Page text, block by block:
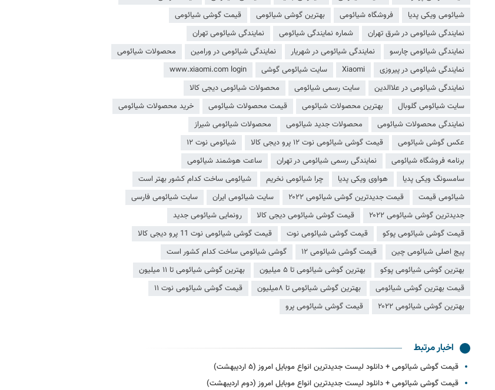
شیائومی ویکی پدیا
فروشگاه شیائومی بهترین گوشی شیائومی
قیمت گوشی شیائومی
نمایندگی شیائومی در شرق تهران
شماره نمایندگی شیائومی
نمایندگی شیائومی تهران
نمایندگی شیائومی چارسو
نمایندگی شیائومی در شهریار نمایندگی شیائومی در ورامین
محصولات شیائومی
نمایندگی شیائومی در پیروزی
Xiaomi سایت شیائومی گوشی
www.xiaomi.com login
نمایندگی شیائومی در علاالدین
سایت رسمی شیائومی
محصولات شیائومی دیجی کالا
سایت شیائومی گلوبال
بهترین محصولات شیائومی قیمت محصولات شیائومی
خرید محصولات شیائومی
نمایندگی محصولات شیائومی
محصولات جدید شیائومی
محصولات شیائومی شیراز
عکس گوشی شیائومی
قیمت گوشی شیائومی نوت ۱۲ پرو دیجی کالا
شیائومی نوت ۱۲
برنامه فروشگاه شیائومی
نمایندگی رسمی شیائومی در تهران
ساعت هوشمند شیائومی
سامسونگ ویکی پدیا
هواوی ویکی پدیا چرا شیائومی نخریم
شیائومی ساخت کدام کشور بهتر است
شیائومی قیمت
قیمت جدیدترین گوشی شیائومی ۲۰۲۲ سایت شیائومی ایران
سایت شیائومی فارسی
جدیدترین گوشی شیائومی ۲۰۲۲
قیمت گوشی شیائومی دیجی کالا
رونمایی شیائومی جدید
قیمت گوشی شیائومی پوکو
قیمت گوشی شیائومی نوت
قیمت گوشی شیائومی نوت 11 پرو دیجی کالا
پیج اصلی شیائومی چین
قیمت گوشی شیائومی ۱۲
گوشی شیائومی ساخت کدام کشور است
بهترین گوشی شیائومی پوکو
بهترین گوشی شیائومی تا ۵ میلیون
بهترین گوشی شیائومی تا ۱۱ میلیون
قیمت بهترین گوشی شیائومی
بهترین گوشی شیائومی تا ۸میلیون
قیمت گوشی شیائومی نوت ۱۱
بهترین گوشی شیائومی ۲۰۲۲
قیمت گوشی شیائومی پرو
اخبار مرتبط
قیمت گوشی‌ شیائومی + دانلود لیست جدیدترین انواع موبایل امروز (۵ اردیبهشت)
قیمت گوشی‌ شیائومی + دانلود لیست جدیدترین انواع موبایل امروز (دوم اردیبهشت)